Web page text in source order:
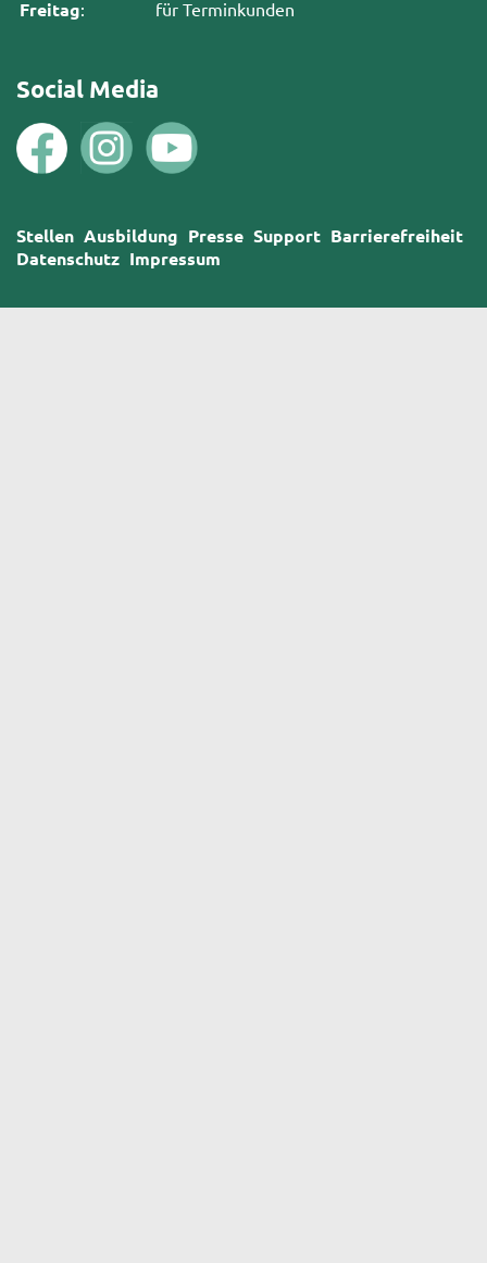
Freitag: für Terminkunden
Social Media
Stellen Ausbildung Presse Support Barrierefreiheit
Datenschutz Impressum